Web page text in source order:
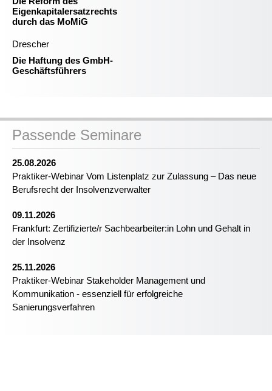
Eigenkapitalersatzrechts
durch das MoMiG
Drescher
Die Haftung des GmbH-
Geschäftsführers
Passende Seminare
25.08.2026
Praktiker-Webinar Vom Listenplatz zur Zulassung – Das neue
Berufsrecht der Insolvenzverwalter
09.11.2026
Frankfurt: Zertifizierte/r Sachbearbeiter:in Lohn und Gehalt in
der Insolvenz
25.11.2026
Praktiker-Webinar Stakeholder Management und
Kommunikation - essenziell für erfolgreiche
Sanierungsverfahren